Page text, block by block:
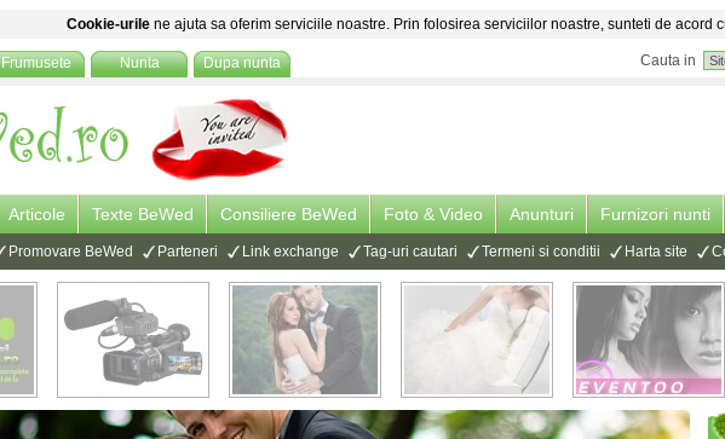
Cookie-urile ne ajuta sa oferim serviciile noastre. Prin folosirea serviciilor noastre, sunteti de acord
Frumusete Nunta Dupa nunta Cauta in
Articole Texte BeWed Consiliere BeWed Foto & Video Anunturi Furnizori nunti
Promovare BeWed Parteneri Link exchange Tag-uri cautari Termeni si conditii Harta site